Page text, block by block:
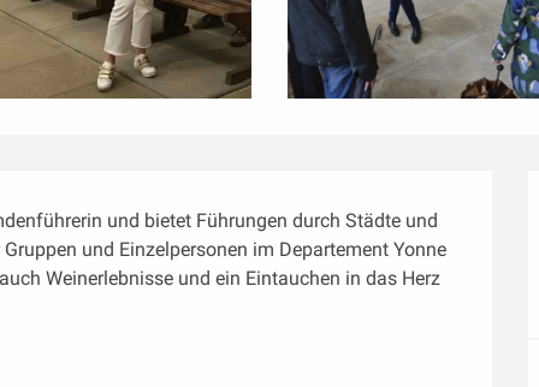
und bietet Führungen durch Städte und
und Einzelpersonen im Departement Yonne
Weinerlebnisse und ein Eintauchen in das Herz